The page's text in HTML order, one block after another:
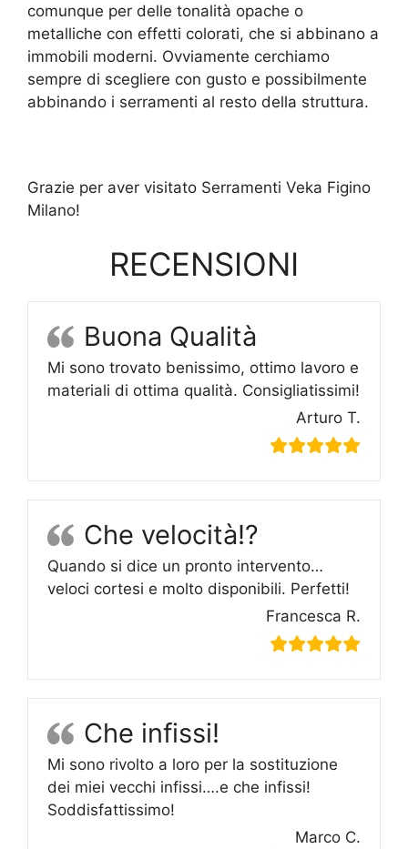
comunque per delle tonalità opache o
metalliche con effetti colorati, che si abbinano a
immobili moderni. Ovviamente cerchiamo
sempre di scegliere con gusto e possibilmente
abbinando i serramenti al resto della struttura.
Grazie per aver visitato Serramenti Veka Figino
Milano!
RECENSIONI
Buona Qualità
Mi sono trovato benissimo, ottimo lavoro e
materiali di ottima qualità. Consigliatissimi!
Arturo T.
Che velocità!?
Quando si dice un pronto intervento…
veloci cortesi e molto disponibili. Perfetti!
Francesca R.
Che infissi!
Mi sono rivolto a loro per la sostituzione
dei miei vecchi infissi….e che infissi!
Soddisfattissimo!
Marco C.